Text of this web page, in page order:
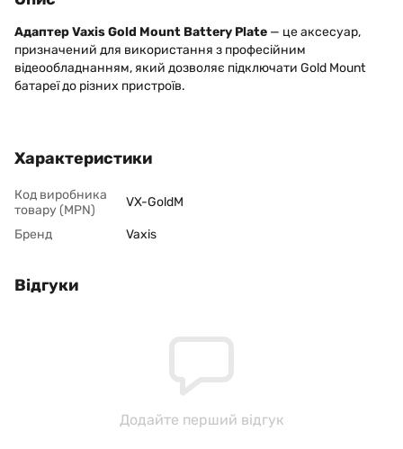
Адаптер Vaxis Gold Mount Battery Plate — це аксесуар,
призначений для використання з професійним
відеообладнанням, який дозволяє підключати Gold Mount
батареї до різних пристроїв.
Характеристики
Код виробника
товару (MPN)
VX-GoldM
Бренд Vaxis
Відгуки
Додайте перший відгук